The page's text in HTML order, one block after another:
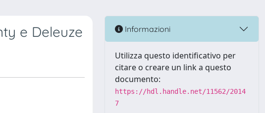
e Deleuze Informazioni
Utilizza questo identificativo per
citare o creare un link a questo
documento:
https://hdl.handle.net/11562/2014
7